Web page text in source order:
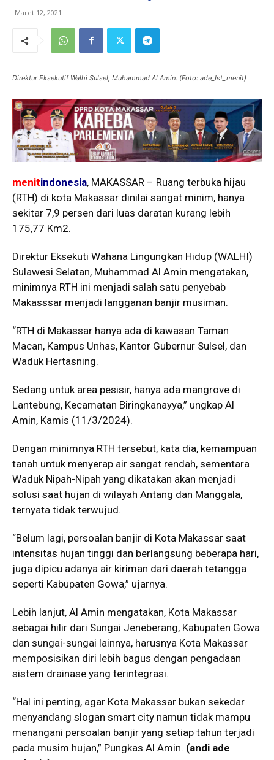
Maret 12, 2021
Direktur Eksekutif Walhi Sulsel, Muhammad Al Amin. (Foto: ade_Ist_menit)
menitindonesia, MAKASSAR – Ruang terbuka hijau
(RTH) di kota Makassar dinilai sangat minim, hanya
sekitar 7,9 persen dari luas daratan kurang lebih
175,77 Km2.
Direktur Eksekuti Wahana Lingungkan Hidup (WALHI)
Sulawesi Selatan, Muhammad Al Amin mengatakan,
minimnya RTH ini menjadi salah satu penyebab
Makasssar menjadi langganan banjir musiman.
“RTH di Makassar hanya ada di kawasan Taman
Macan, Kampus Unhas, Kantor Gubernur Sulsel, dan
Waduk Hertasning.
Sedang untuk area pesisir, hanya ada mangrove di
Lantebung, Kecamatan Biringkanayya,” ungkap Al
Amin, Kamis (11/3/2024).
Dengan minimnya RTH tersebut, kata dia, kemampuan
tanah untuk menyerap air sangat rendah, sementara
Waduk Nipah-Nipah yang dikatakan akan menjadi
solusi saat hujan di wilayah Antang dan Manggala,
ternyata tidak terwujud.
“Belum lagi, persoalan banjir di Kota Makassar saat
intensitas hujan tinggi dan berlangsung beberapa hari,
juga dipicu adanya air kiriman dari daerah tetangga
seperti Kabupaten Gowa,” ujarnya.
Lebih lanjut, Al Amin mengatakan, Kota Makassar
sebagai hilir dari Sungai Jeneberang, Kabupaten Gowa
dan sungai-sungai lainnya, harusnya Kota Makassar
memposisikan diri lebih bagus dengan pengadaan
sistem drainase yang terintegrasi.
“Hal ini penting, agar Kota Makassar bukan sekedar
menyandang slogan smart city namun tidak mampu
menangani persoalan banjir yang setiap tahun terjadi
pada musim hujan,” Pungkas Al Amin. (andi ade